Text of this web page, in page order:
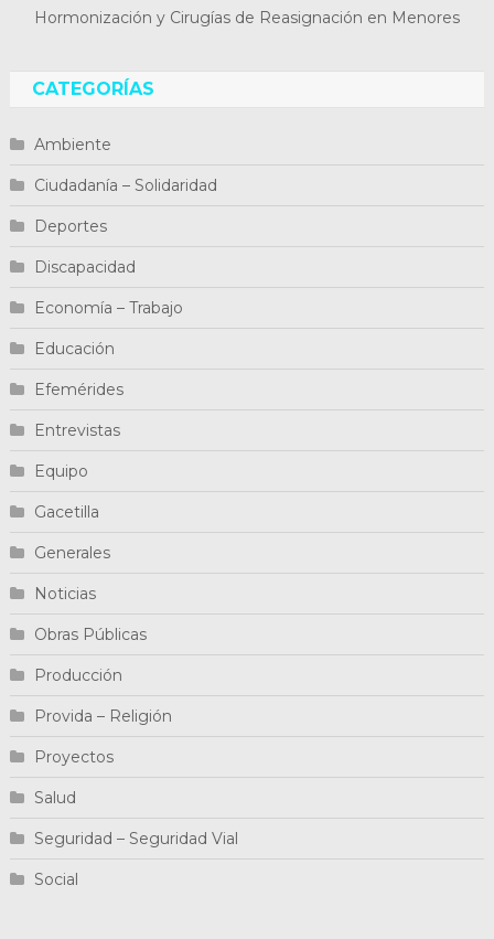
Hormonización y Cirugías de Reasignación en Menores
CATEGORÍAS
Ambiente
Ciudadanía – Solidaridad
Deportes
Discapacidad
Economía – Trabajo
Educación
Efemérides
Entrevistas
Equipo
Gacetilla
Generales
Noticias
Obras Públicas
Producción
Provida – Religión
Proyectos
Salud
Seguridad – Seguridad Vial
Social